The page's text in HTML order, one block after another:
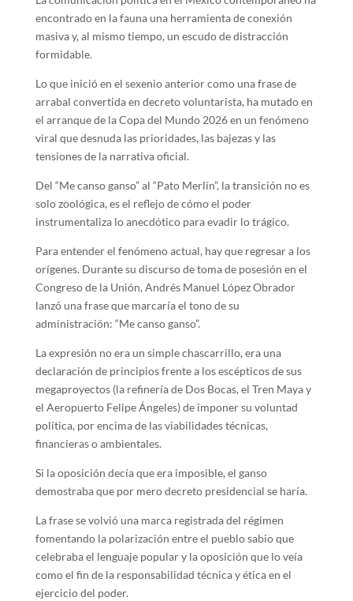
encontrado en la fauna una herramienta de conexión
masiva y, al mismo tiempo, un escudo de distracción
formidable.
Lo que inició en el sexenio anterior como una frase de
arrabal convertida en decreto voluntarista, ha mutado en
el arranque de la Copa del Mundo 2026 en un fenómeno
viral que desnuda las prioridades, las bajezas y las
tensiones de la narrativa oficial.
Del “Me canso ganso” al “Pato Merlín”, la transición no es
solo zoológica, es el reflejo de cómo el poder
instrumentaliza lo anecdótico para evadir lo trágico.
Para entender el fenómeno actual, hay que regresar a los
orígenes. Durante su discurso de toma de posesión en el
Congreso de la Unión, Andrés Manuel López Obrador
lanzó una frase que marcaría el tono de su
administración: “Me canso ganso”.
La expresión no era un simple chascarrillo, era una
declaración de principios frente a los escépticos de sus
megaproyectos (la refinería de Dos Bocas, el Tren Maya y
el Aeropuerto Felipe Ángeles) de imponer su voluntad
política, por encima de las viabilidades técnicas,
financieras o ambientales.
Si la oposición decía que era imposible, el ganso
demostraba que por mero decreto presidencial se haría.
La frase se volvió una marca registrada del régimen
fomentando la polarización entre el pueblo sabio que
celebraba el lenguaje popular y la oposición que lo veía
como el fin de la responsabilidad técnica y ética en el
ejercicio del poder.